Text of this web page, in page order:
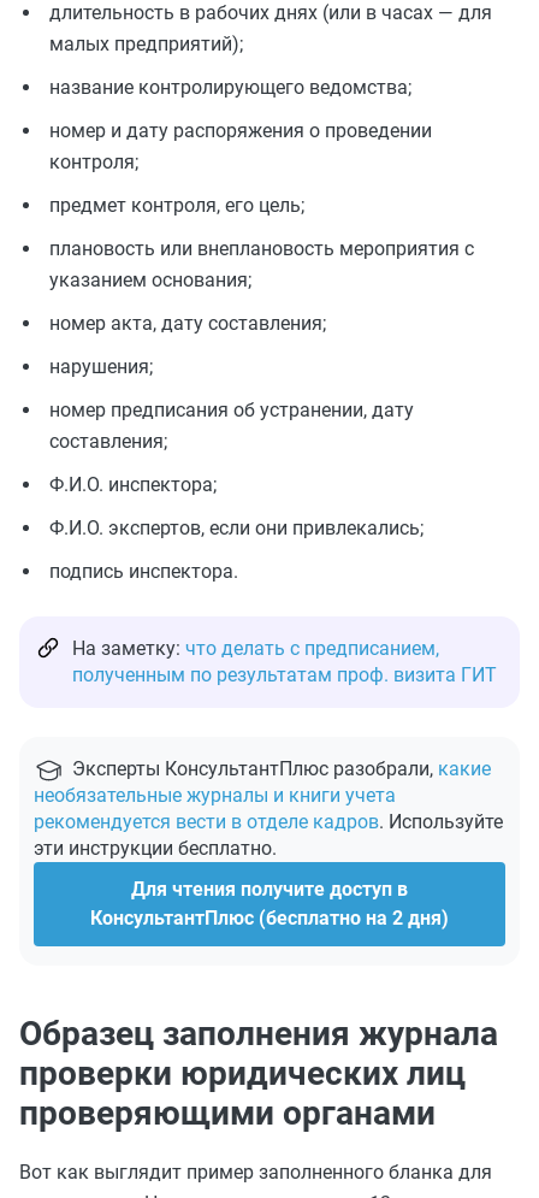
длительность в рабочих днях (или в часах — для
малых предприятий);
название контролирующего ведомства;
номер и дату распоряжения о проведении
контроля;
предмет контроля, его цель;
плановость или внеплановость мероприятия с
указанием основания;
номер акта, дату составления;
нарушения;
номер предписания об устранении, дату
составления;
Ф.И.О. инспектора;
Ф.И.О. экспертов, если они привлекались;
подпись инспектора.
На заметку: что делать с предписанием,
полученным по результатам проф. визита ГИТ
Эксперты КонсультантПлюс разобрали, какие
необязательные журналы и книги учета
рекомендуется вести в отделе кадров. Используйте
эти инструкции бесплатно.
Для чтения получите доступ в
КонсультантПлюс (бесплатно на 2 дня)
Образец заполнения журнала
проверки юридических лиц
проверяющими органами
Вот как выглядит пример заполненного бланка для